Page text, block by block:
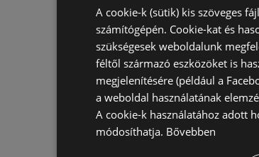
A cookie-k (sütik) kis szöveges
számítógépén. Cookie-kat és
szükségesek weboldalunk
féltől származó eszközöket is
megjelenítésére (például a
a weboldal használatának
A cookie-k használatához adott
módosíthatja. Bővebben